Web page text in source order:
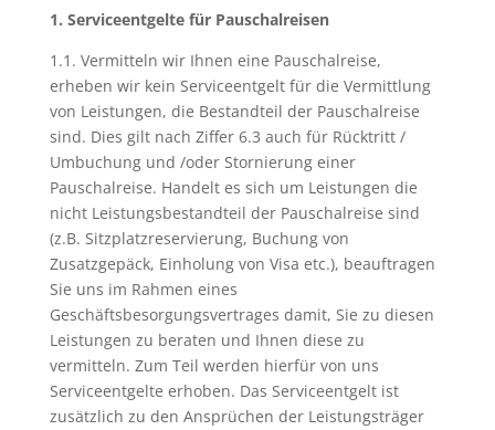
1. Serviceentgelte für Pauschalreisen
1.1. Vermitteln wir Ihnen eine Pauschalreise,
erheben wir kein Serviceentgelt für die Vermittlung
von Leistungen, die Bestandteil der Pauschalreise
sind. Dies gilt nach Ziffer 6.3 auch für Rücktritt /
Umbuchung und /oder Stornierung einer
Pauschalreise. Handelt es sich um Leistungen die
nicht Leistungsbestandteil der Pauschalreise sind
(z.B. Sitzplatzreservierung, Buchung von
Zusatzgepäck, Einholung von Visa etc.), beauftragen
Sie uns im Rahmen eines
Geschäftsbesorgungsvertrages damit, Sie zu diesen
Leistungen zu beraten und Ihnen diese zu
vermitteln. Zum Teil werden hierfür von uns
Serviceentgelte erhoben. Das Serviceentgelt ist
zusätzlich zu den Ansprüchen der Leistungsträger